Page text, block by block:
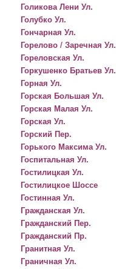
Голикова Лени Ул.
Голубко Ул.
Гончарная Ул.
Горелово / Заречная Ул.
Гореловская Ул.
Горкушенко Братьев Ул.
Горная Ул.
Горская Большая Ул.
Горская Малая Ул.
Горская Ул.
Горский Пер.
Горького Максима Ул.
Госпитальная Ул.
Гостилицкая Ул.
Гостилицкое Шоссе
Гостинная Ул.
Гражданская Ул.
Гражданский Пер.
Гражданский Пр.
Гранитная Ул.
Граничная Ул.